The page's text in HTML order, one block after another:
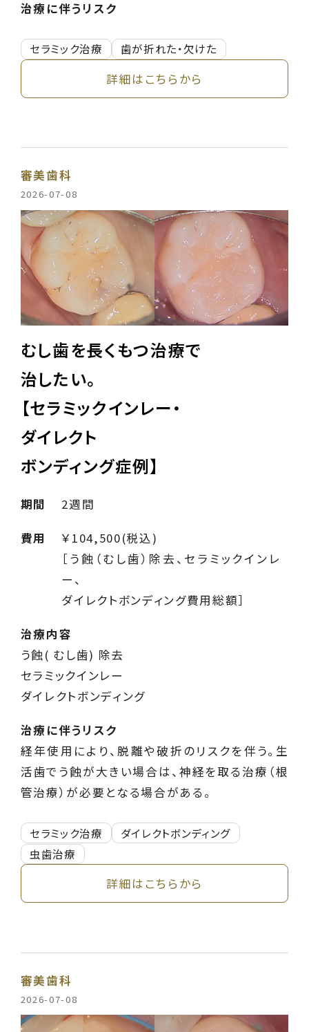
治療に伴うリスク
セラミック治療 歯が折れた・欠けた
詳細はこちらから
審美歯科
2026-07-08
むし歯を長くもつ治療で
治したい。
【セラミックインレー・
ダイレクト
ボンディング症例】
期間 2週間
費用
￥104,500(税込)
［う蝕（むし歯）除去、セラミックインレ
ー、
ダイレクトボンディング費用総額］
治療内容
う蝕( むし歯) 除去
セラミックインレー
ダイレクトボンディング
治療に伴うリスク
経年使用により、脱離や破折のリスクを伴う。生
活歯でう蝕が大きい場合は、神経を取る治療（根
管治療）が必要となる場合がある。
セラミック治療
ダイレクトボンディング
虫歯治療
詳細はこちらから
審美歯科
2026-07-08